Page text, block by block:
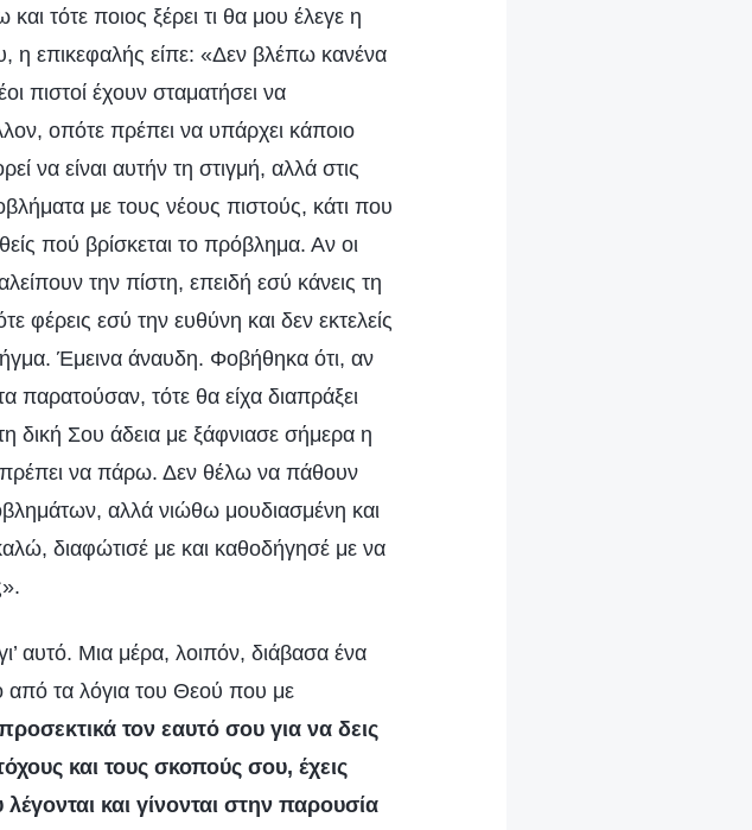
τότε ποιος ξέρει τι θα μου έλεγε η
επικεφαλής είπε: «Δεν βλέπω κανένα
πιστοί έχουν σταματήσει να
οπότε πρέπει να υπάρχει κάποιο
να είναι αυτήν τη στιγμή, αλλά στις
με τους νέους πιστούς, κάτι που
πού βρίσκεται το πρόβλημα. Αν οι
την πίστη, επειδή εσύ κάνεις τη
φέρεις εσύ την ευθύνη και δεν εκτελείς
Έμεινα άναυδη. Φοβήθηκα ότι, αν
παρατούσαν, τότε θα είχα διαπράξει
Σου άδεια με ξάφνιασε σήμερα η
πρέπει να πάρω. Δεν θέλω να πάθουν
αλλά νιώθω μουδιασμένη και
διαφώτισέ με και καθοδήγησέ με να
αυτό. Μια μέρα, λοιπόν, διάβασα ένα
από τα λόγια του Θεού που με
τον εαυτό σου για να δεις
και τους σκοπούς σου, έχεις
και γίνονται στην παρουσία